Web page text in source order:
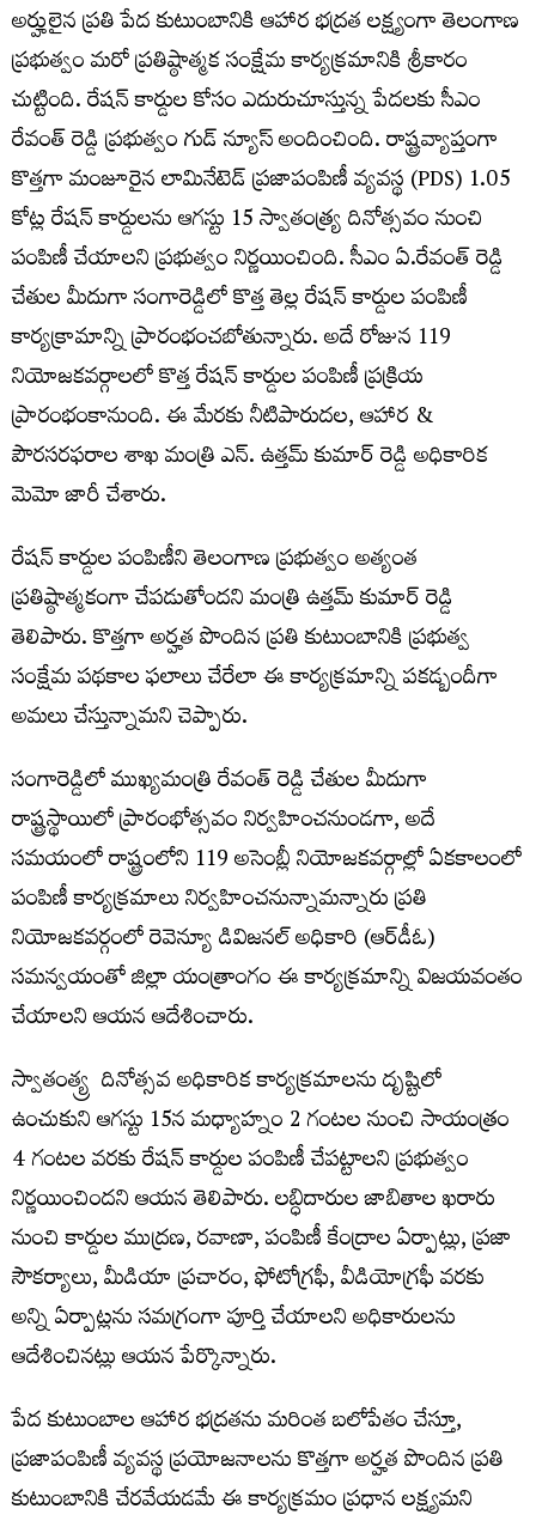
అర్హులైన ప్రతి పేద కుటుంబానికి ఆహార భద్రత లక్ష్యంగా తెలంగాణ
ప్రభుత్వం మరో ప్రతిష్ఠాత్మక సంక్షేమ కార్యక్రమానికి శ్రీకారం
చుట్టింది. రేషన్ కార్డుల కోసం ఎదురుచూస్తున్న పేదలకు సీఎం
రేవంత్ రెడ్డి ప్రభుత్వం గుడ్ న్యూస్ అందించింది. రాష్ట్రవ్యాప్తంగా
కొత్తగా మంజూరైన లామినేటెడ్ ప్రజాపంపిణీ వ్యవస్థ (PDS) 1.05
కోట్ల రేషన్ కార్డులను ఆగస్టు 15 స్వాతంత్ర్య దినోత్సవం నుంచి
పంపిణీ చేయాలని ప్రభుత్వం నిర్ణయించింది. సీఎం ఏ.రేవంత్ రెడ్డి
చేతుల మీదుగా సంగారెడ్డిలో కొత్త తెల్ల రేషన్ కార్డుల పంపిణీ
కార్యక్రామాన్ని ప్రారంభంచబోతున్నారు. అదే రోజున 119
నియోజకవర్గాలలో కొత్త రేషన్ కార్డుల పంపిణీ ప్రక్రియ
ప్రారంభంకానుంది. ఈ మేరకు నీటిపారుదల, ఆహార &
పౌరసరఫరాల శాఖ మంత్రి ఎన్. ఉత్తమ్ కుమార్ రెడ్డి అధికారిక
మెమో జారీ చేశారు.
రేషన్ కార్డుల పంపిణీని తెలంగాణ ప్రభుత్వం అత్యంత
ప్రతిష్ఠాత్మకంగా చేపడుతోందని మంత్రి ఉత్తమ్ కుమార్ రెడ్డి
తెలిపారు. కొత్తగా అర్హత పొందిన ప్రతి కుటుంబానికి ప్రభుత్వ
సంక్షేమ పథకాల ఫలాలు చేరేలా ఈ కార్యక్రమాన్ని పకడ్బందీగా
అమలు చేస్తున్నామని చెప్పారు.
సంగారెడ్డిలో ముఖ్యమంత్రి రేవంత్ రెడ్డి చేతుల మీదుగా
రాష్ట్రస్థాయిలో ప్రారంభోత్సవం నిర్వహించనుండగా, అదే
సమయంలో రాష్ట్రంలోని 119 అసెంబ్లీ నియోజకవర్గాల్లో ఏకకాలంలో
పంపిణీ కార్యక్రమాలు నిర్వహించనున్నామన్నారు ప్రతి
నియోజకవర్గంలో రెవెన్యూ డివిజనల్ అధికారి (ఆర్‌డీఓ)
సమన్వయంతో జిల్లా యంత్రాంగం ఈ కార్యక్రమాన్ని విజయవంతం
చేయాలని ఆయన ఆదేశించారు.
స్వాతంత్య్ర దినోత్సవ అధికారిక కార్యక్రమాలను దృష్టిలో
ఉంచుకుని ఆగస్టు 15న మధ్యాహ్నం 2 గంటల నుంచి సాయంత్రం
4 గంటల వరకు రేషన్ కార్డుల పంపిణీ చేపట్టాలని ప్రభుత్వం
నిర్ణయించిందని ఆయన తెలిపారు. లబ్ధిదారుల జాబితాల ఖరారు
నుంచి కార్డుల ముద్రణ, రవాణా, పంపిణీ కేంద్రాల ఏర్పాట్లు, ప్రజా
సౌకర్యాలు, మీడియా ప్రచారం, ఫోటోగ్రఫీ, వీడియోగ్రఫీ వరకు
అన్ని ఏర్పాట్లను సమగ్రంగా పూర్తి చేయాలని అధికారులను
ఆదేశించినట్లు ఆయన పేర్కొన్నారు.
పేద కుటుంబాల ఆహార భద్రతను మరింత బలోపేతం చేస్తూ,
ప్రజాపంపిణీ వ్యవస్థ ప్రయోజనాలను కొత్తగా అర్హత పొందిన ప్రతి
కుటుంబానికి చేరవేయడమే ఈ కార్యక్రమం ప్రధాన లక్ష్యమని